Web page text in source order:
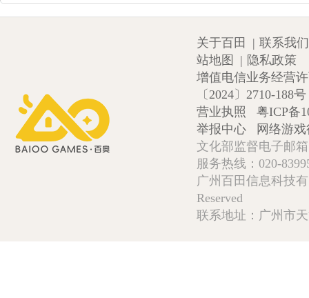
关于百田 | 联系我们
站地图
| 隐私政策
增值电信业务经营
〔2024〕2710-188号
营业执照
粤ICP备
举报中心
网络游
文化部监督电子邮
服务热线：020-
广州百田信息科技
Reserved
联系地址：广州市